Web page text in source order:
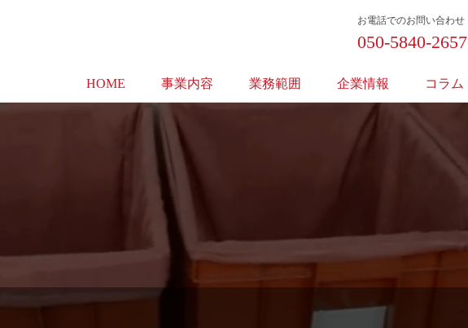
お電話でのお問い合わせ
050-5840-2657
HOME 事業内容 業務範囲 企業情報 コラム